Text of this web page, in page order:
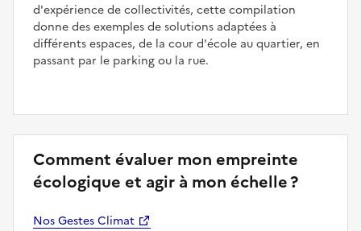
d'expérience de collectivités, cette compilation
donne des exemples de solutions adaptées à
différents espaces, de la cour d'école au quartier, en
passant par le parking ou la rue.
Comment évaluer mon empreinte
écologique et agir à mon échelle ?
Nos Gestes Climat